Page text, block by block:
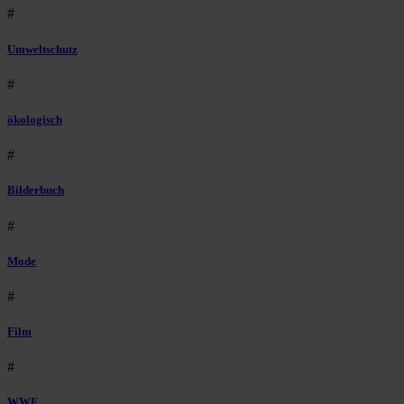
#
Umweltschutz
#
ökologisch
#
Bilderbuch
#
Mode
#
Film
#